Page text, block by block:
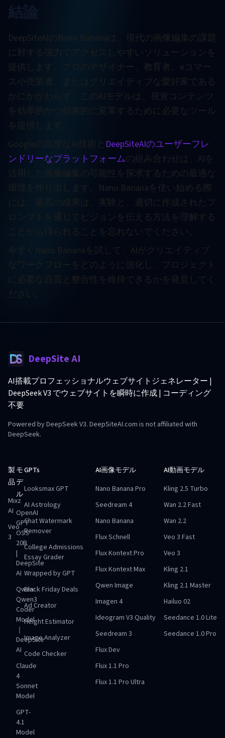
結論
DeepSiteAIのNano Bananaは、現代の画像編集の課題
に対する強力でアクセスしやすいソリューションを
提供します。プロのデザイナー、教育者、eコマー
ス小売業者、またはクリエイティブな愛好家である
かにかかわらず、このAIモデルは、視覚コンテンツ
を効率的かつ効果的に変革するために必要なツール
を提供します。
Googleの高度なAI技術と DeepSiteAIのユーザーフレ
ンドリーなプラットフォームの組み合わせは、AIを
活用した画像編集の可能性を探求するための最適な
環境を作り出します。Nano Bananaを使い始める際
には、最高の成果は、実験と、適切に作成されたプ
ロンプトを通じてビジョンを伝える方法を理解する
ことから得られることを忘れないでください。
今すぐNano Bananaを試して、AIがクリエイティブ
なワークフローをどのように強化し、プロジェクト
に必要な品質と整合性を維持できるかを発見してく
ださい。
DeepSite AI
AI搭載プロフェッショナルウェブサイトジェネレーター |
DeepSeek V3 でウェブサイトを瞬時に作成 | コーディング
不要
Powered by DeepSeek V3. DeepSiteAI.com is not affiliated with
DeepSeek.
製
品
Mixz
AI
Veo
3
モ
デ
ル
OpenAI
GPT
OSS
20B
|
DeepSite
AI
Qwen:
Qwen3
Coder
Model
｜
DeepSite
AI
Claude
4
Sonnet
Model
GPT-
4.1
Model
GPTs
Looksmax GPT
AI Astrology
Chat Watermark
Remover
College Admissions
Essay Grader
Wrapped by GPT
Black Friday Deals
Ad Creator
Height Estimator
Image Analyzer
Code Checker
AI画像モデル
Nano Banana Pro
Seedream 4
Nano Banana
Flux Schnell
Flux Kontext Pro
Flux Kontext Max
Qwen Image
Imagen 4
Ideogram V3 Quality
Seedream 3
Flux Dev
Flux 1.1 Pro
Flux 1.1 Pro Ultra
AI動画モデル
Kling 2.5 Turbo
Wan 2.2 Fast
Wan 2.2
Veo 3 Fast
Veo 3
Kling 2.1
Kling 2.1 Master
Hailuo 02
Seedance 1.0 Lite
Seedance 1.0 Pro